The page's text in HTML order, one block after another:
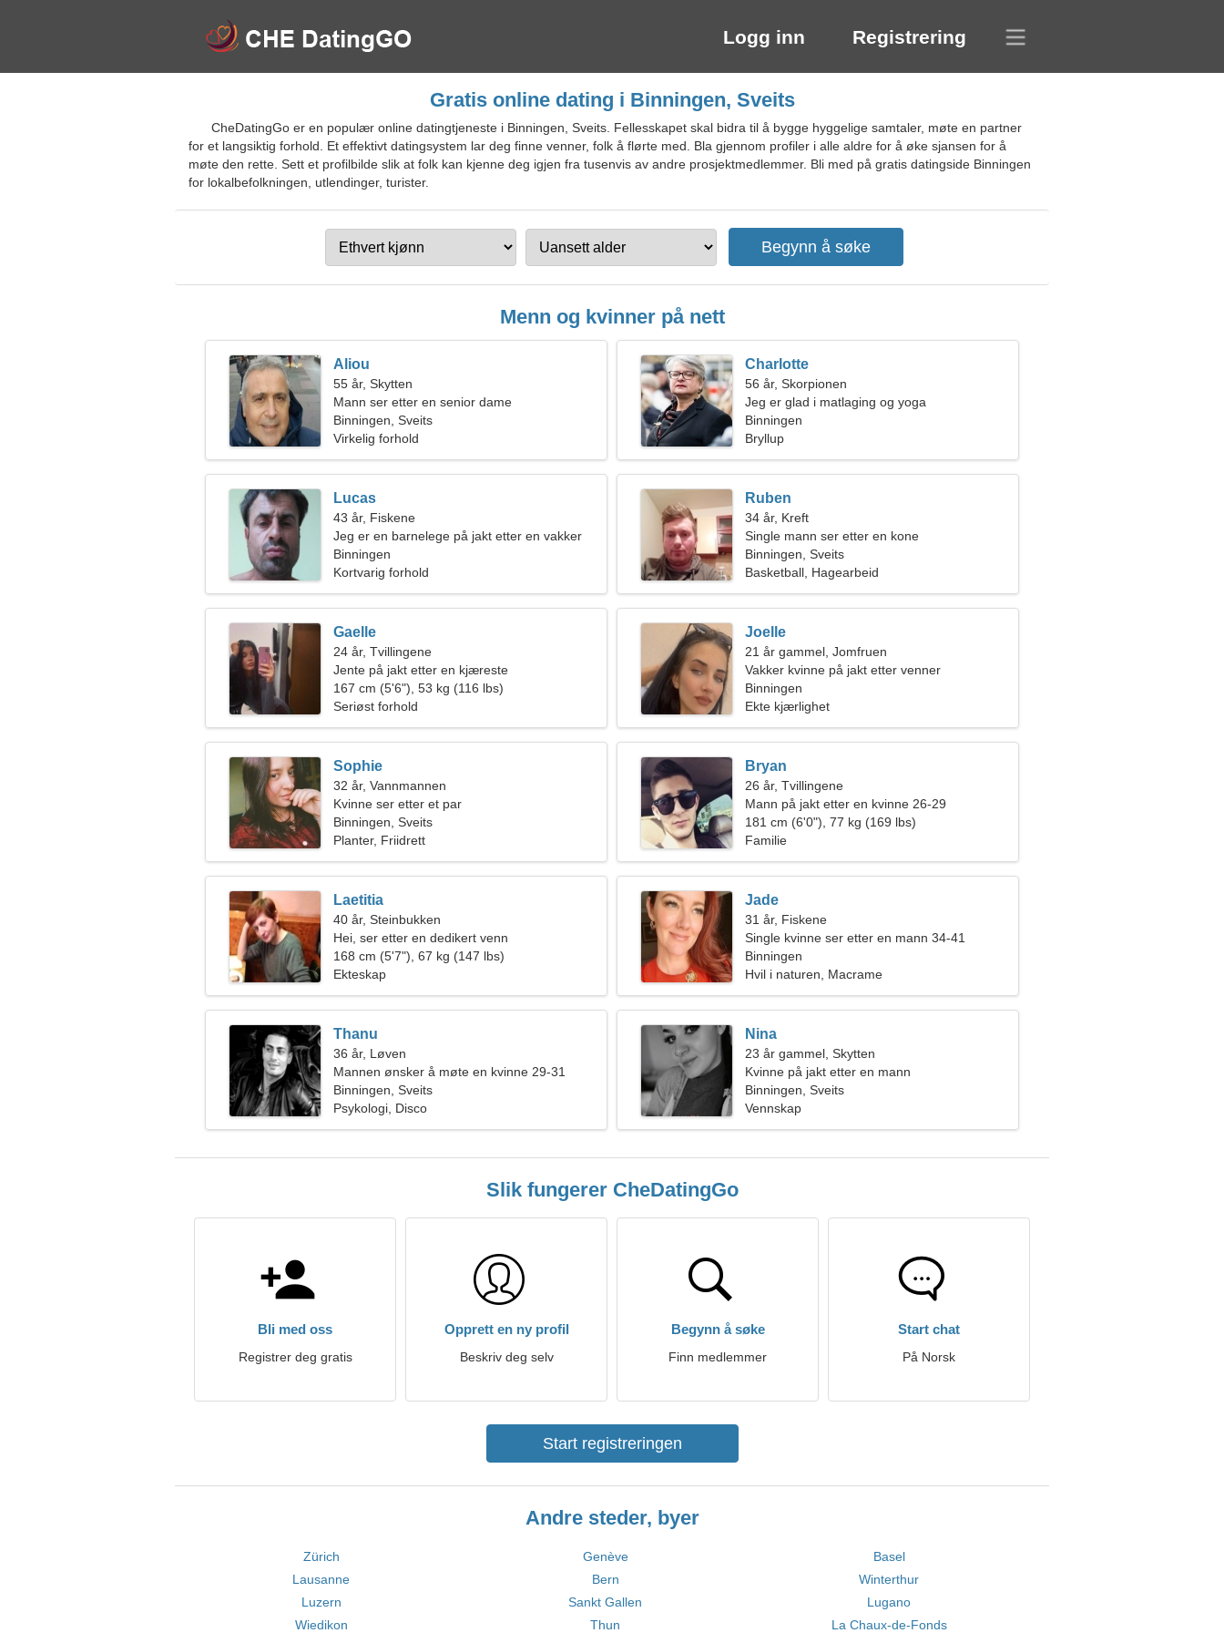
Logg inn Registrering
Gratis online dating i Binningen, Sveits
CheDatingGo er en populær online datingtjeneste i Binningen, Sveits. Fellesskapet skal bidra til å bygge hyggelige samtaler, møte en partner
for et langsiktig forhold. Et effektivt datingsystem lar deg finne venner, folk å flørte med. Bla gjennom profiler i alle aldre for å øke sjansen for å
møte den rette. Sett et profilbilde slik at folk kan kjenne deg igjen fra tusenvis av andre prosjektmedlemmer. Bli med på gratis datingside Binningen
for lokalbefolkningen, utlendinger, turister.
Menn og kvinner på nett
Aliou
55 år, Skytten
Mann ser etter en senior dame
Binningen, Sveits
Virkelig forhold
Charlotte
56 år, Skorpionen
Jeg er glad i matlaging og yoga
Binningen
Bryllup
Lucas
43 år, Fiskene
Jeg er en barnelege på jakt etter en vakker
kvinne
Binningen
Kortvarig forhold
Ruben
34 år, Kreft
Single mann ser etter en kone
Binningen, Sveits
Basketball, Hagearbeid
Gaelle
24 år, Tvillingene
Jente på jakt etter en kjæreste
167 cm (5'6"), 53 kg (116 lbs)
Seriøst forhold
Joelle
21 år gammel, Jomfruen
Vakker kvinne på jakt etter venner
Binningen
Ekte kjærlighet
Sophie
32 år, Vannmannen
Kvinne ser etter et par
Binningen, Sveits
Planter, Friidrett
Bryan
26 år, Tvillingene
Mann på jakt etter en kvinne 26-29
181 cm (6'0"), 77 kg (169 lbs)
Familie
Laetitia
40 år, Steinbukken
Hei, ser etter en dedikert venn
168 cm (5'7"), 67 kg (147 lbs)
Ekteskap
Jade
31 år, Fiskene
Single kvinne ser etter en mann 34-41
Binningen
Hvil i naturen, Macrame
Thanu
36 år, Løven
Mannen ønsker å møte en kvinne 29-31
Binningen, Sveits
Psykologi, Disco
Nina
23 år gammel, Skytten
Kvinne på jakt etter en mann
Binningen, Sveits
Vennskap
Slik fungerer CheDatingGo
Bli med oss
Registrer deg gratis
Opprett en ny profil
Beskriv deg selv
Begynn å søke
Finn medlemmer
Start chat
På Norsk
Start registreringen
Andre steder, byer
Zürich Genève
Basel
Lausanne
Bern
Winterthur
Luzern
Sankt Gallen
Lugano
Wiedikon
Thun La Chaux-de-Fonds